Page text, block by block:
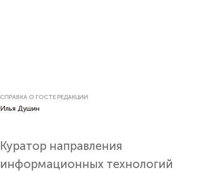
СПРАВКА О ГОСТЕ РЕДАКЦИИ
Илья Душин
Куратор направления
информационных технологий